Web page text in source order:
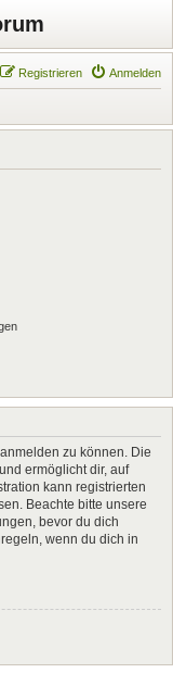
Anmelden
Registrieren
zu können. Die
ermöglicht dir, auf
kann registrierten
Beachte bitte unsere
bevor du dich
wenn du dich in